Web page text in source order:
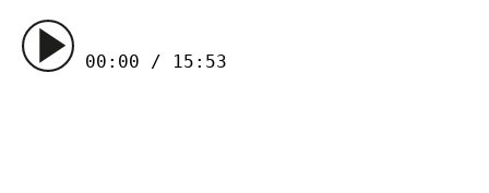
00:00 / 15:53